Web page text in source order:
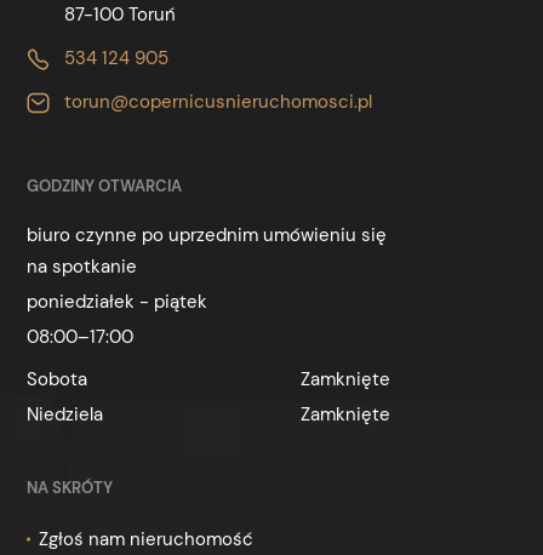
87-100 Toruń
534 124 905
torun@copernicusnieruchomosci.pl
GODZINY OTWARCIA
biuro czynne po uprzednim umówieniu się
na spotkanie
poniedziałek - piątek
08:00–17:00
Sobota
Zamknięte
Niedziela
Zamknięte
NA SKRÓTY
Zgłoś nam nieruchomość